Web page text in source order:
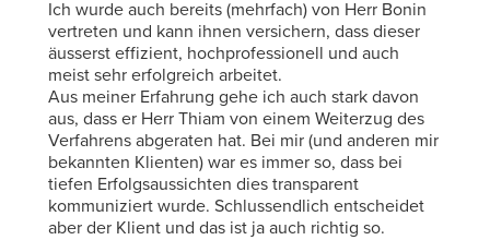
Ich wurde auch bereits (mehrfach) von Herr Bonin
vertreten und kann ihnen versichern, dass dieser
äusserst effizient, hochprofessionell und auch
meist sehr erfolgreich arbeitet.
Aus meiner Erfahrung gehe ich auch stark davon
aus, dass er Herr Thiam von einem Weiterzug des
Verfahrens abgeraten hat. Bei mir (und anderen mir
bekannten Klienten) war es immer so, dass bei
tiefen Erfolgsaussichten dies transparent
kommuniziert wurde. Schlussendlich entscheidet
aber der Klient und das ist ja auch richtig so.